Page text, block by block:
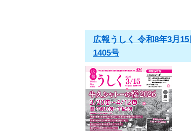
広報うしく 令和8年3月
1405号